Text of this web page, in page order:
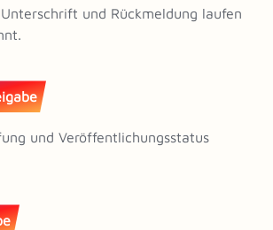
und Rückmeldung laufen
und Veröffentlichungsstatus